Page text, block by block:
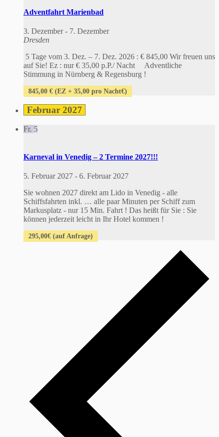
Adventfahrt Marienbad
3. Dezember- 7. Dezember
Dresden
5 Tage vom 3. Dez. – 7. Dez. 2026 : € 845,00 Wir freuen uns
auf Sie! Ez : nur € 35,00 p.P./ Nacht Adventliche
Stimmung in Nürnberg & Regensburg !
845,00 € (EZ + 35,00 pro Nacht€)
Februar 2027
Fr. 5
Karneval in Venedig – 2 Termine 2027!!!
5. Februar 2027 - 6. Februar 2027
Sie wohnen 2027 direkt am Lido in Venedig - alle
Schiffsfahrten inkl. … alle paar Minuten per Schiff zum
Markusplatz - nur 15 Min. Fahrt ! Das heißt für Sie : Sie
können jederzeit leicht in Ihr Hotel kommen !
295,00€ (auf Anfrage)